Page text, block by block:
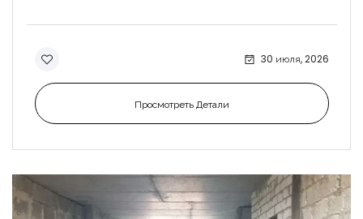
30 июля, 2026
Просмотреть Детали